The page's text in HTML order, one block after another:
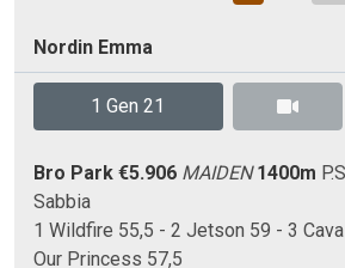
Nordin Emma
1 Gen 21
Bro Park €5.906 MAIDEN 1400m
Sabbia
1 Wildfire 55,5 - 2 Jetson 59 - 3
Our Princess 57,5